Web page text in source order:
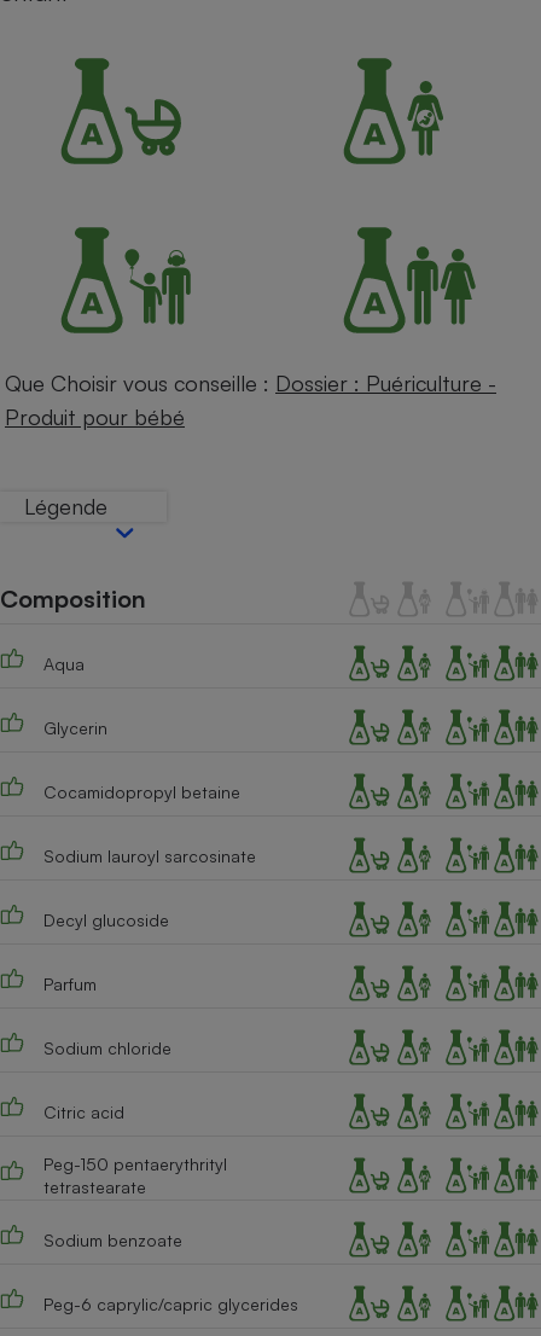
Que Choisir vous conseille : Dossier : Puériculture -
Produit pour bébé
Légende
Composition
Aqua
Glycerin
Cocamidopropyl betaine
Sodium lauroyl sarcosinate
Decyl glucoside
Parfum
Sodium chloride
Citric acid
Peg-150 pentaerythrityl
tetrastearate
Sodium benzoate
Peg-6 caprylic/capric glycerides
Complément
alimentaire
bouteille
Assurance emprunteur
Banque
Plaque de cuisson à
induction
Climatiseur -
Ventilateur
Cafetière à expressos
Téléviseur
Matelas
Climatiseur -
Ventilateur
Mutuelle